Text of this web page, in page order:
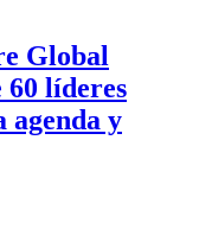
Global
60 líderes
agenda y